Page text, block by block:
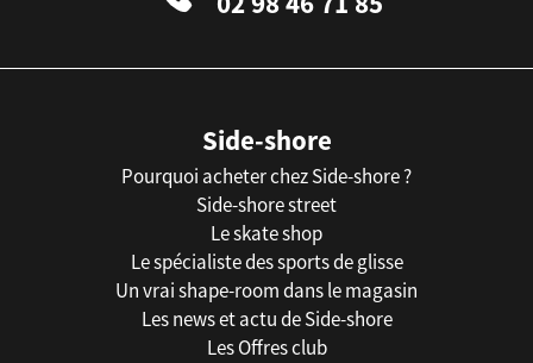
Side-shore
Pourquoi acheter chez Side-shore ?
Side-shore street
Le skate shop
Le spécialiste des sports de glisse
Un vrai shape-room dans le magasin
Les news et actu de Side-shore
Les Offres club